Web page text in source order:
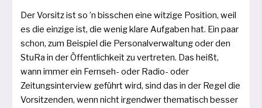
Der Vorsitz ist so ’n biss­chen eine wit­zi­ge Position, weil
es die ein­zi­ge ist, die wenig kla­re Aufgaben hat. Ein paar
schon, zum Beispiel die Personalverwaltung oder den
StuRa in der Öffentlichkeit zu ver­tre­ten. Das heißt,
wann immer ein Fernseh- oder Radio- oder
Zeitungsinterview geführt wird, sind das in der Regel die
Vorsitzenden, wenn nicht irgend­wer the­ma­tisch bes­ser